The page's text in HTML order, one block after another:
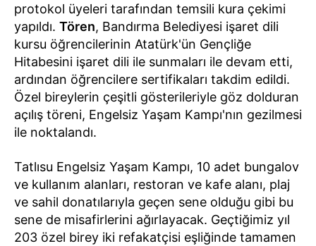
protokol üyeleri tarafından temsili kura çekimi
yapıldı. Tören, Bandırma Belediyesi işaret dili
kursu öğrencilerinin Atatürk'ün Gençliğe
Hitabesini işaret dili ile sunmaları ile devam etti,
ardından öğrencilere sertifikaları takdim edildi.
Özel bireylerin çeşitli gösterileriyle göz dolduran
açılış töreni, Engelsiz Yaşam Kampı'nın gezilmesi
ile noktalandı.
Tatlısu Engelsiz Yaşam Kampı, 10 adet bungalov
ve kullanım alanları, restoran ve kafe alanı, plaj
ve sahil donatılarıyla geçen sene olduğu gibi bu
sene de misafirlerini ağırlayacak. Geçtiğimiz yıl
203 özel birey iki refakatçisi eşliğinde tamamen